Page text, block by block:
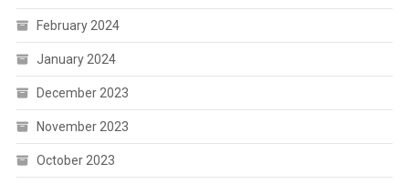
February 2024
January 2024
December 2023
November 2023
October 2023